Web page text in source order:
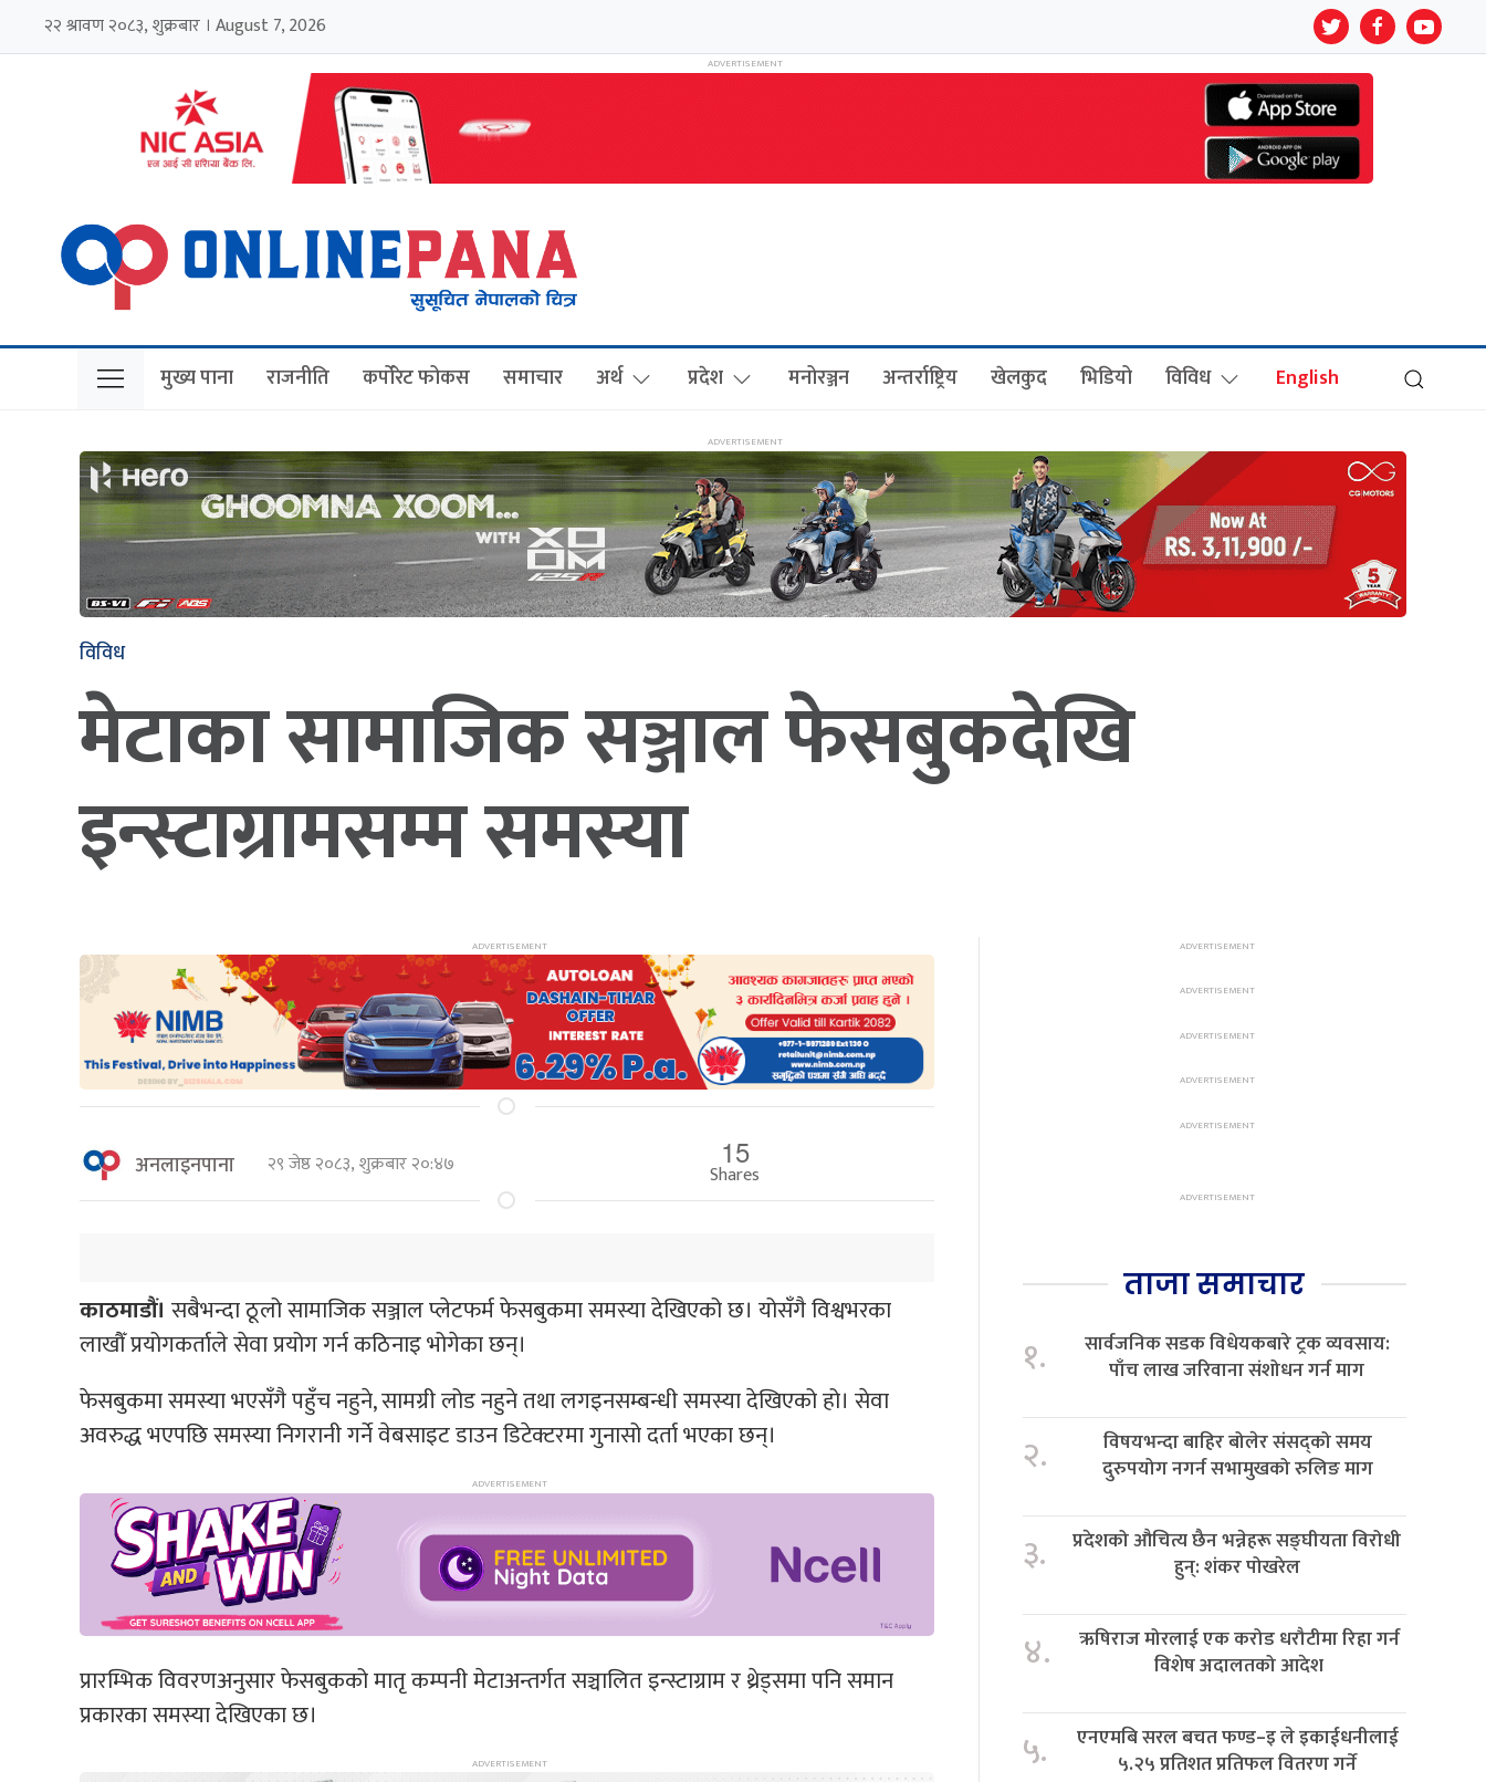
२२ श्रावण २०८३, शुक्रबार । August 7, 2026
मुख्य पाना राजनीति कर्पोरेट फोकस समाचार अर्थ प्रदेश मनोरञ्जन अन्तर्राष्ट्रिय खेलकुद भिडियो विविध English
विविध
मेटाका सामाजिक सञ्जाल फेसबुकदेखि
इन्स्टाग्रामसम्म समस्या
अनलाइनपाना २९ जेष्ठ २०८३, शुक्रबार २०:४७ 15
Shares
काठमाडौं। सबैभन्दा ठूलो सामाजिक सञ्जाल प्लेटफर्म फेसबुकमा समस्या देखिएको छ। योसँगै विश्वभरका
लाखौँ प्रयोगकर्ताले सेवा प्रयोग गर्न कठिनाइ भोगेका छन्।
फेसबुकमा समस्या भएसँगै पहुँच नहुने, सामग्री लोड नहुने तथा लगइनसम्बन्धी समस्या देखिएको हो। सेवा
अवरुद्ध भएपछि समस्या निगरानी गर्ने वेबसाइट डाउन डिटेक्टरमा गुनासो दर्ता भएका छन्।
प्रारम्भिक विवरणअनुसार फेसबुकको मातृ कम्पनी मेटाअन्तर्गत सञ्चालित इन्स्टाग्राम र थ्रेड्समा पनि समान
प्रकारका समस्या देखिएका छ।
ताजा समाचार
१.
सार्वजनिक सडक विधेयकबारे ट्रक व्यवसाय:
पाँच लाख जरिवाना संशोधन गर्न माग
२.
विषयभन्दा बाहिर बोलेर संसद्को समय
दुरुपयोग नगर्न सभामुखको रुलिङ माग
३.
प्रदेशको औचित्य छैन भन्नेहरू सङ्घीयता विरोधी
हुन्: शंकर पोखरेल
४.
ऋषिराज मोरलाई एक करोड धरौटीमा रिहा गर्न
विशेष अदालतको आदेश
५.
एनएमबि सरल बचत फण्ड–इ ले इकाईधनीलाई
५.२५ प्रतिशत प्रतिफल वितरण गर्ने